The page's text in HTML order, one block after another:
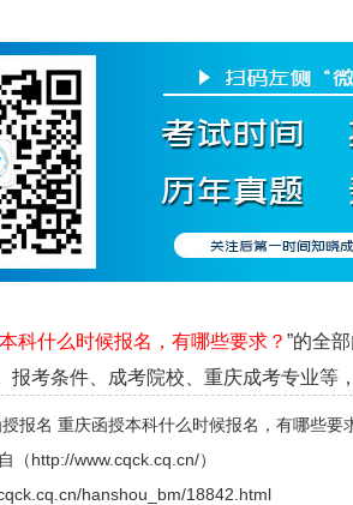
科什么时候报名，有哪些要求？ ”的全
报考条件、成考院校、重庆成考专业等
报名 重庆函授本科什么时候报名，有哪些要
（http://www.cqck.cq.cn/）
hanshou_bm/18842.html